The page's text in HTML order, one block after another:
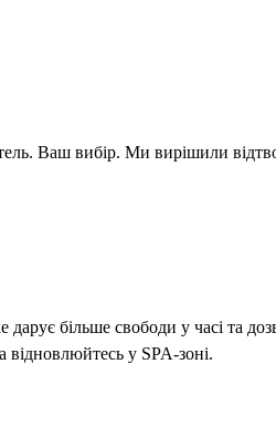
Ваш вибір. Ми вирішили
більше свободи у часі та
відновлюйтесь у SPA-зоні.